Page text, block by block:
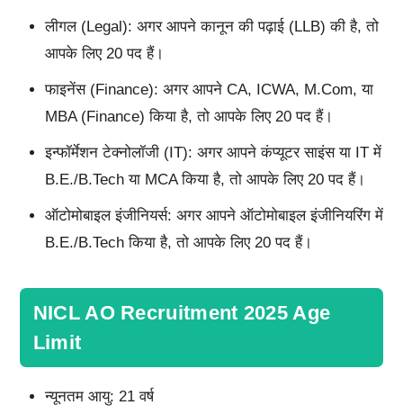
लीगल (Legal): अगर आपने कानून की पढ़ाई (LLB) की है, तो
आपके लिए 20 पद हैं।
फाइनेंस (Finance): अगर आपने CA, ICWA, M.Com, या
MBA (Finance) किया है, तो आपके लिए 20 पद हैं।
इन्फॉर्मेशन टेक्नोलॉजी (IT): अगर आपने कंप्यूटर साइंस या IT में
B.E./B.Tech या MCA किया है, तो आपके लिए 20 पद हैं।
ऑटोमोबाइल इंजीनियर्स: अगर आपने ऑटोमोबाइल इंजीनियरिंग में
B.E./B.Tech किया है, तो आपके लिए 20 पद हैं।
NICL AO Recruitment 2025 Age
Limit
न्यूनतम आयु: 21 वर्ष